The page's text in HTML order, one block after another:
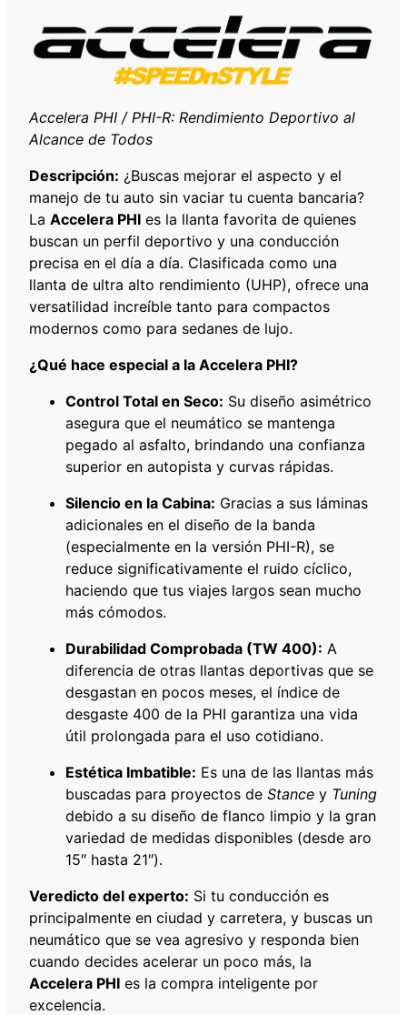
H
4
5
4
5
R
1
9
1
0
2
X
Accelera PHI / PHI-R: Rendimiento Deportivo al
Alcance de Todos
Descripción: ¿Buscas mejorar el aspecto y el
manejo de tu auto sin vaciar tu cuenta bancaria?
La Accelera PHI es la llanta favorita de quienes
buscan un perfil deportivo y una conducción
precisa en el día a día. Clasificada como una
llanta de ultra alto rendimiento (UHP), ofrece una
versatilidad increíble tanto para compactos
modernos como para sedanes de lujo.
¿Qué hace especial a la Accelera PHI?
Control Total en Seco: Su diseño asimétrico
asegura que el neumático se mantenga
pegado al asfalto, brindando una confianza
superior en autopista y curvas rápidas.
Silencio en la Cabina: Gracias a sus láminas
adicionales en el diseño de la banda
(especialmente en la versión PHI-R), se
reduce significativamente el ruido cíclico,
haciendo que tus viajes largos sean mucho
más cómodos.
Durabilidad Comprobada (TW 400): A
diferencia de otras llantas deportivas que se
desgastan en pocos meses, el índice de
desgaste 400 de la PHI garantiza una vida
útil prolongada para el uso cotidiano.
Estética Imbatible: Es una de las llantas más
buscadas para proyectos de Stance y Tuning
debido a su diseño de flanco limpio y la gran
variedad de medidas disponibles (desde aro
15″ hasta 21″).
Veredicto del experto: Si tu conducción es
principalmente en ciudad y carretera, y buscas un
neumático que se vea agresivo y responda bien
cuando decides acelerar un poco más, la
Accelera PHI es la compra inteligente por
excelencia.